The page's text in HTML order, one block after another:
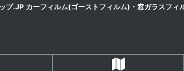
プ.JP カーフィルム(ゴーストフィルム)・窓ガラスフィ